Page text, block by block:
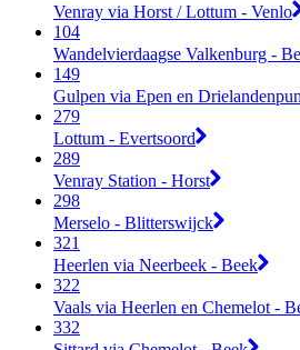
Venray via Horst / Lottum - Venlo
104
Wandelvierdaagse Valkenburg -
149
Gulpen via Epen en
279
Lottum - Evertsoord
289
Venray Station - Horst
298
Merselo - Blitterswijck
321
Heerlen via Neerbeek - Beek
322
Vaals via Heerlen en Chemelot -
332